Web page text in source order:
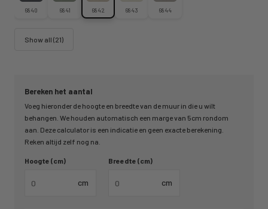
Bereken het aantal
Voeg hieronder de hoogte en breedte van de muur in die u wilt
behangen. We houden automatisch een marge van 5cm rondom
aan. Deze calculator is een indicatie en geen exacte berekening.
Reken altijd zelf nog na.
Hoogte (cm)
cm
Breedte (cm)
cm
6840 6841 6842 6843 6844
Show all (21)